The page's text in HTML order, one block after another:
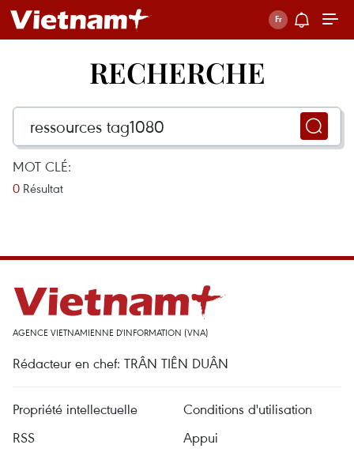
RECHERCHE
MOT CLÉ:
0 Résultat
AGENCE VIETNAMIENNE D'INFORMATION (VNA)
Rédacteur en chef: TRÂN TIÊN DUÂN
Propriété intellectuelle
Conditions d'utilisation
RSS
Appui